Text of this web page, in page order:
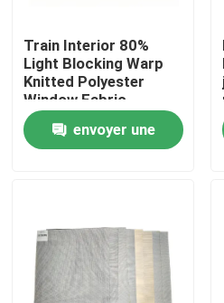
À la maison
Produits
visite de l'usine
Contrôle de la qualité
Train Interior 80%
Light Blocking Warp
Knitted Polyester
Window Fabric
envoyer une